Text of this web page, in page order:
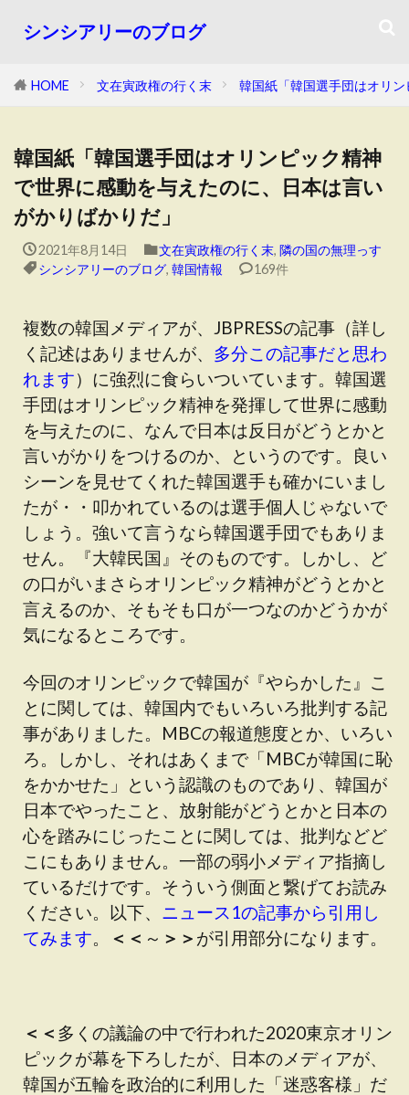
シンシアリーのブログ
HOME 文在寅政権の行く末 韓国紙「韓国選手団はオリ
韓国紙「韓国選手団はオリンピック精神
で世界に感動を与えたのに、日本は言い
がかりばかりだ」
2021年8月14日 文在寅政権の行く末, 隣の国の無理っす
シンシアリーのブログ, 韓国情報 169件
複数の韓国メディアが、JBPRESSの記事（詳し
く記述はありませんが、 多分この記事だと思わ
れます）に強烈に食らいついています。韓国選
手団はオリンピック精神を発揮して世界に感動
を与えたのに、なんで日本は反日がどうとかと
言いがかりをつけるのか、というのです。良い
シーンを見せてくれた韓国選手も確かにいまし
たが・・叩かれているのは選手個人じゃないで
しょう。強いて言うなら韓国選手団でもありま
せん。『大韓民国』そのものです。しかし、ど
の口がいまさらオリンピック精神がどうとかと
言えるのか、そもそも口が一つなのかどうかが
気になるところです。
今回のオリンピックで韓国が『やらかした』こ
とに関しては、韓国内でもいろいろ批判する記
事がありました。MBCの報道態度とか、いろい
ろ。しかし、それはあくまで「MBCが韓国に恥
をかかせた」という認識のものであり、韓国が
日本でやったこと、放射能がどうとかと日本の
心を踏みにじったことに関しては、批判などど
こにもありません。一部の弱小メディア指摘し
ているだけです。そういう側面と繋げてお読み
ください。以下、 ニュース1の記事から引用し
てみます。 ＜＜ ～ ＞＞ が引用部分になります。
＜＜ 多くの議論の中で行われた2020東京オリン
ピックが幕を下ろしたが、日本のメディアが、
韓国が五輪を政治的に利用した「迷惑客様」だ